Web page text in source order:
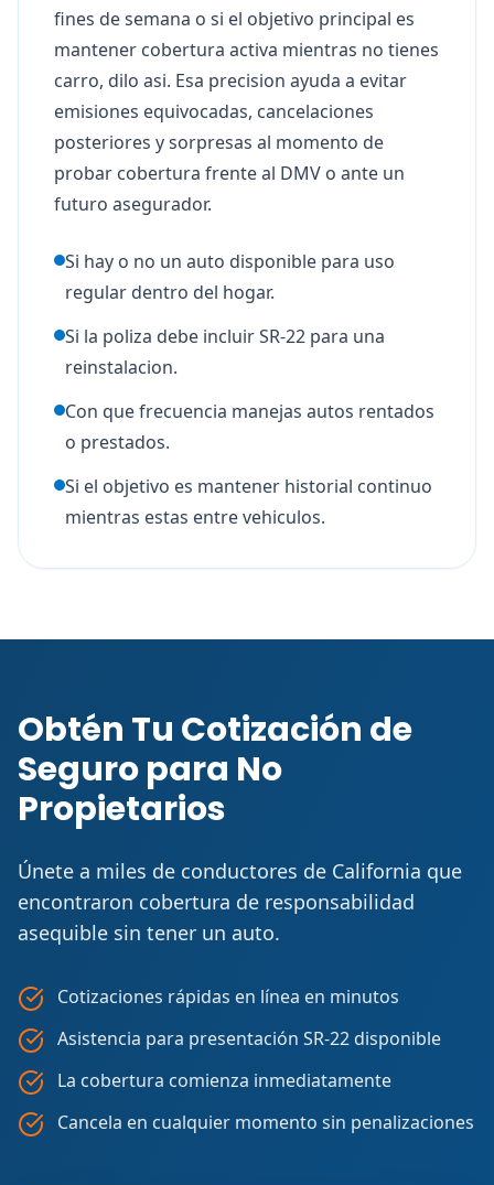
fines de semana o si el objetivo principal es
mantener cobertura activa mientras no tienes
carro, dilo asi. Esa precision ayuda a evitar
emisiones equivocadas, cancelaciones
posteriores y sorpresas al momento de
probar cobertura frente al DMV o ante un
futuro asegurador.
Si hay o no un auto disponible para uso
regular dentro del hogar.
Si la poliza debe incluir SR-22 para una
reinstalacion.
Con que frecuencia manejas autos rentados
o prestados.
Si el objetivo es mantener historial continuo
mientras estas entre vehiculos.
Obtén Tu Cotización de
Seguro para No
Propietarios
Únete a miles de conductores de California que
encontraron cobertura de responsabilidad
asequible sin tener un auto.
Cotizaciones rápidas en línea en minutos
Asistencia para presentación SR-22 disponible
La cobertura comienza inmediatamente
Cancela en cualquier momento sin penalizaciones